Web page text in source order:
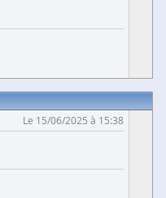
Le 15/06/2025 à 15:38